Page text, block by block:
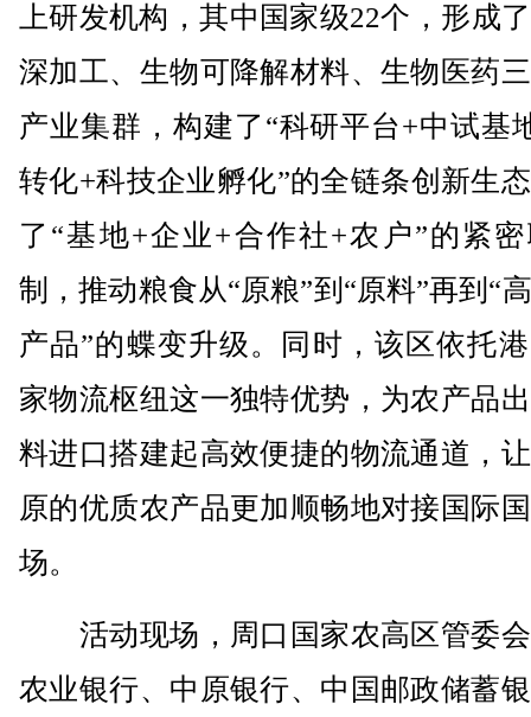
上研发机构，其中国家级22个，形成
深加工、生物可降解材料、生物医药
产业集群，构建了“科研平台+中试基
转化+科技企业孵化”的全链条创新生
了“基地+企业+合作社+农户”的紧
制，推动粮食从“原粮”到“原料”再到“
产品”的蝶变升级。同时，该区依托
家物流枢纽这一独特优势，为农产品
料进口搭建起高效便捷的物流通道，
原的优质农产品更加顺畅地对接国际
场。
活动现场，周口国家农高区管委
农业银行、中原银行、中国邮政储蓄